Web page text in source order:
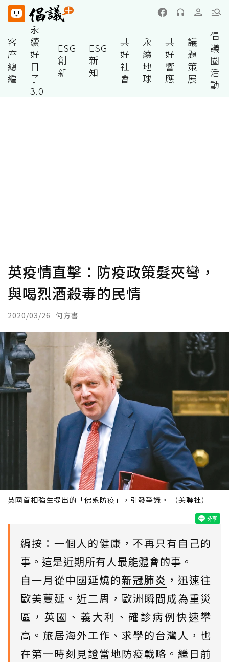
客
座
總
編
永
續
好
日
子
3.0
ESG
創
新
ESG
新
知
共
好
社
會
永
續
地
球
共
好
響
應
議
題
策
展
倡
議
圈
活
動
英疫情直擊：防疫政策髮夾彎，
與喝烈酒殺毒的民情
2020/03/26 何方書
英國首相強生提出的「佛系防疫」，引發爭議。 （美聯社）
編按：一個人的健康，不再只有自己的
事。這是近期所有人最能體會的事。
自一月從中國延燒的新冠肺炎 ，迅速往
歐美蔓延。近二周，歐洲瞬間成為重災
區，英國、義大利、確診病例快速攀
高。旅居海外工作、求學的台灣人，也
在第一時刻見證當地防疫戰略。繼日前